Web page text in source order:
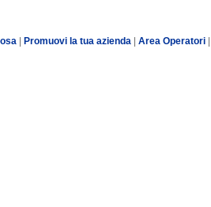
| Promuovi la tua azienda Area Operatori